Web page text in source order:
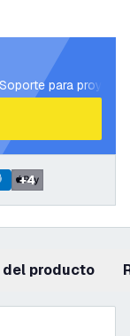
Soporte para
+4
del producto